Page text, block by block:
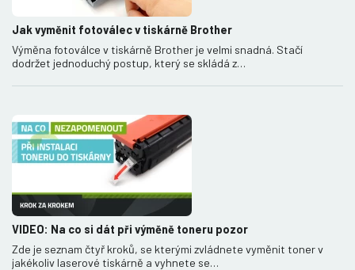
Jak vyměnit fotoválec v tiskárně Brother
Výměna fotoválce v tiskárně Brother je velmi snadná. Stačí
dodržet jednoduchý postup, který se skládá z…
VIDEO: Na co si dát při výměně toneru pozor
Zde je seznam čtyř kroků, se kterými zvládnete vyměnit toner v
jakékoliv laserové tiskárně a vyhnete se…